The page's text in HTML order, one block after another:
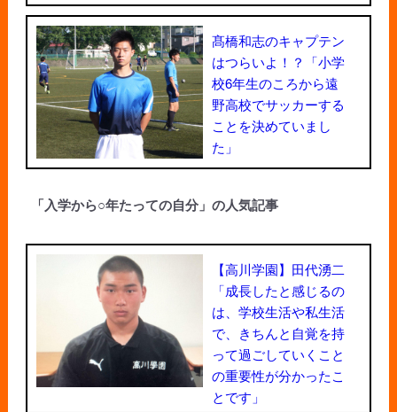
髙橋和志のキャプテン
はつらいよ！？「小学
校6年生のころから遠
野高校でサッカーする
ことを決めていまし
た」
「入学から○年たっての自分」の人気記事
【高川学園】田代湧二
「成長したと感じるの
は、学校生活や私生活
で、きちんと自覚を持
って過ごしていくこと
の重要性が分かったこ
とです」